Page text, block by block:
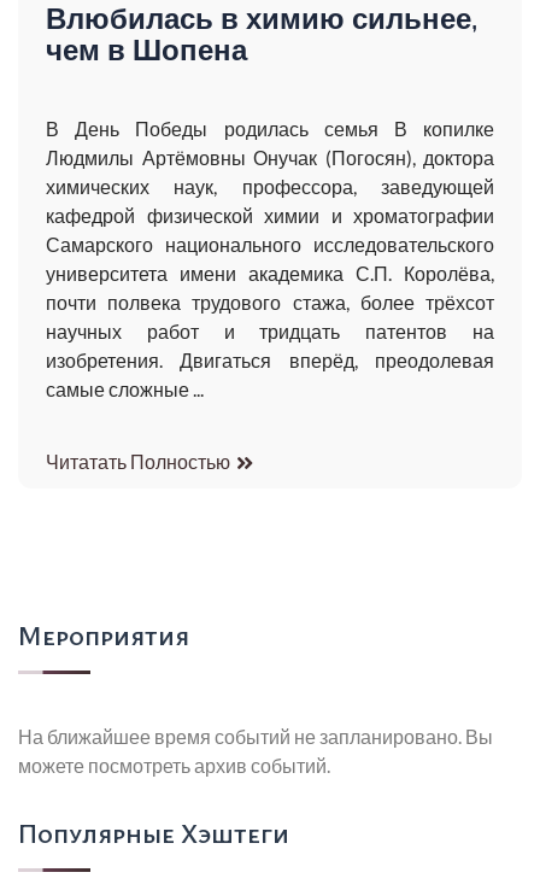
Влюбилась в химию сильнее,
чем в Шопена
В День Победы родилась семья В копилке
Людмилы Артёмовны Онучак (Погосян), доктора
химических наук, профессора, заведующей
кафедрой физической химии и хроматографии
Самарского национального исследовательского
университета имени академика С.П. Королёва,
почти полвека трудового стажа, более трёхсот
научных работ и тридцать патентов на
изобретения. Двигаться вперёд, преодолевая
самые сложные ...
Читатать Полностью
Мероприятия
На ближайшее время событий не запланировано. Вы
можете посмотреть архив событий.
Популярные Хэштеги